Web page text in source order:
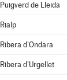
Puigverd de Lleida
Rialp
Ribera d'Ondara
Ribera d'Urgellet